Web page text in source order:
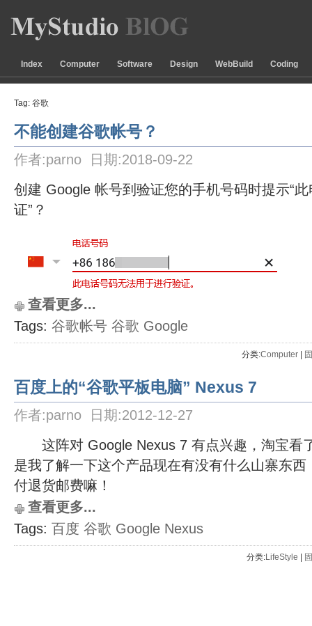
Index Computer Software Design WebBuild Coding
Tag: 谷歌
不能创建谷歌帐号？
作者:parno 日期:2018-09-22
创建 Google 帐号到验证您的手机号码时提示“
证”？
查看更多...
Tags: 谷歌帐号 谷歌 Google
分类:Computer
百度上的“谷歌平板电脑” Nexus 7
作者:parno 日期:2012-12-27
这阵对 Google Nexus 7 有点兴趣，淘宝看
是我了解一下这个产品现在有没有什么山寨东
付退货邮费嘛！
查看更多...
Tags: 百度 谷歌 Google Nexus
分类:LifeStyle